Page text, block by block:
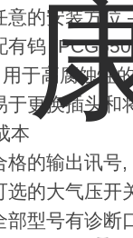
的安装方位
钨
于高腐蚀性
更换插头和
本
的输出讯号,
的大气压开
型号有诊断